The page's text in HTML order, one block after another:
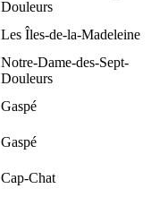
Douleurs
Les Îles-de-la-Madeleine
Notre-Dame-des-Sept-
Douleurs
Gaspé
Gaspé
Cap-Chat